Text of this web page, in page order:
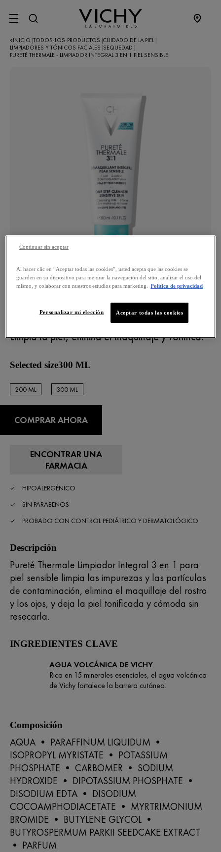
SITE MENU
INICIO TODOS-LOS-PRODUCTOS CUIDADO DE LA PIEL
LIMPIADORES Y TÓNICOS FACIALES SEQUEDAD
PURETÉ THERMALE - LIMPIADOR INTEGRAL 3 EN 1 PIEL SENSIBLE
PURETÉ THERMALE
LIMPIADOR INTEGRAL 3 EN 1
PIEL SENSIBLE
Limpia la piel, elimina el maquillaje y tonifica.
Selected size300 ML
200 ML
300 ML 300 ML
300 ML
COMPRAR AHORA
ENCONTRAR UNA
FARMACIA
HIPOALERGÉNICO
SIN PARABENOS
PROBADO CON CONTROL PEDIÁTRICO Y DERMATOLÓGICO
Descripción
Pureté Thermale Limpiador Integral 3 en 1 para
piel sensible limpia las impurezas y las partículas
de contaminación, elimina el maquillaje del rostro
y los ojos, y deja la piel tonificada y cómoda sin
resecarla.
INGREDIENTES CLAVE
AGUA VOLCÁNICA DE VICHY
Rica en 15 minerales esenciales, el agua volcánica
de Vichy fortalece la barrera cutánea.
Composición
AQUA • PARAFFINUM LIQUIDUM •
ISOPROPYL MYRISTATE • POTASSIUM
PHOSPHATE • CARBOMER • SODIUM
HYDROXIDE • DIPOTASSIUM PHOSPHATE •
DISODIUM EDTA • DISODIUM
COCOAMPHODIACETATE • MYRTRIMONIUM
BROMIDE • BUTYLENE GLYCOL •
BUTYROSPERMUM PARKII SEEDCAKE EXTRACT
• PARFUM
Al hacer clic en “Aceptar todas las cookies”, usted acepta que las cookies se
guarden en su dispositivo para mejorar la navegación del sitio, analizar el uso del
mismo, y colaborar con nuestros estudios para marketing.
Política de privacidad
Aceptar todas las cookies
Personalizar mi elección
Continuar sin aceptar